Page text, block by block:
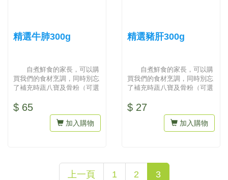
精選牛肺300g
自煮鮮食的家長，可以購
買我們的食材烹調，同時別忘
了補充時蔬八寶及骨粉（可選
均衡...
$ 65
加入購物
精選豬肝300g
自煮鮮食的家長，可以購
買我們的食材烹調，同時別忘
了補充時蔬八寶及骨粉（可選
均衡...
$ 27
加入購物
上一頁 1 2 3